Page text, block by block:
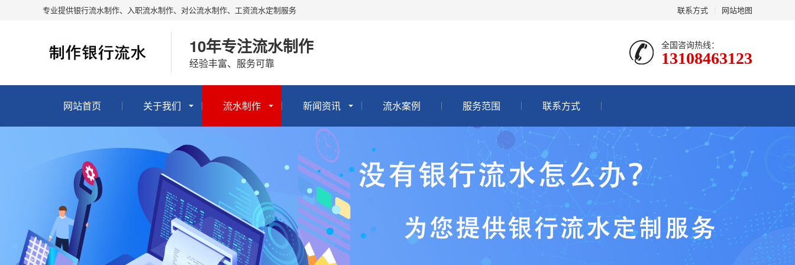
联系方式 网站地图
专业提供银行流水制作、入职流水制作、对公流水制作、工资流水定制服务
10年专注流水制作
经验丰富、服务可靠
全国咨询热线：
13108463123
网站首页 关于我们 流水制作 新闻资讯 流水案例 服务范围 联系方式